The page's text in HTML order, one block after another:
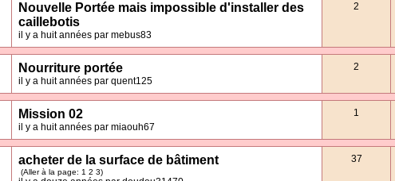
Nouvelle Portée mais impossible d'installer des
caillebotis
il y a huit années par mebus83
2
Nourriture portée
il y a huit années par quent125
2
Mission 02
il y a huit années par miaouh67
1
acheter de la surface de bâtiment
(Aller à la page: 1 2 3)
37